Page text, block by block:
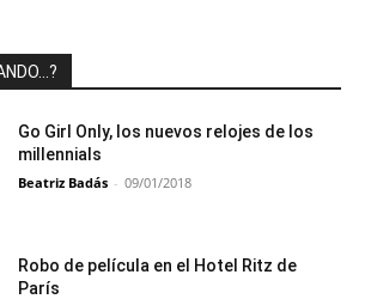
Go Girl Only, los nuevos relojes de los
millennials
Beatriz Badás - 09/01/2018
Robo de película en el Hotel Ritz de
París